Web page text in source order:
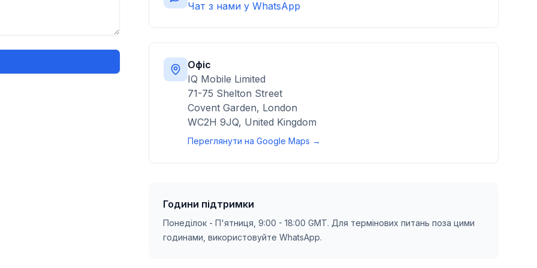
Чат з нами у WhatsApp
Офіс
IQ Mobile Limited
71-75 Shelton Street
Covent Garden, London
WC2H 9JQ, United Kingdom
Переглянути на Google Maps →
Години підтримки
Понеділок - П'ятниця, 9:00 - 18:00 GMT. Для термінових питань поза цими
годинами, використовуйте WhatsApp.